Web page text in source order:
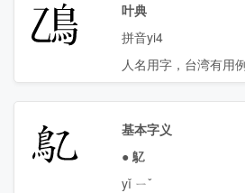
𫚮
叶典
拼音yi4
人名用字，台湾有用
鳦
基本字义
● 鳦
yǐ ㄧˇ